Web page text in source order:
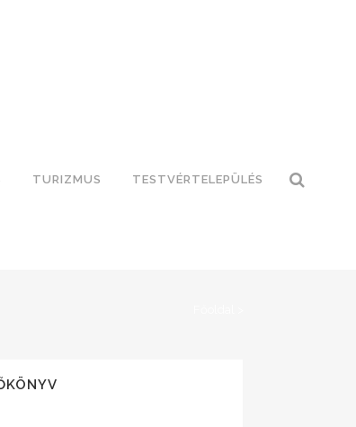
TURIZMUS TESTVÉRTELEPÜLÉS